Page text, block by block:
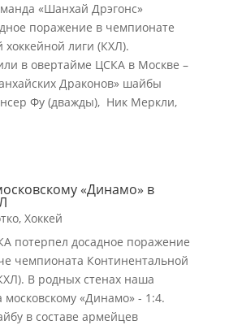
«Шанхай Дрэгонс»
поражение в чемпионате
хоккейной лиги (КХЛ).
в овертайме ЦСКА в Москве –
Драконов» шайбы
Фу (дважды), Ник Меркли,
«Динамо» в
, Хоккей
потерпел досадное поражение
чемпионата Континентальной
В родных стенах наша
московскому «Динамо» - 1:4.
в составе армейцев